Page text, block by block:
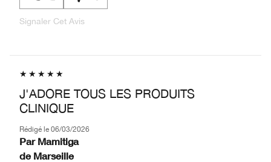
Signaler Cet Avis
J'ADORE TOUS LES PRODUITS
CLINIQUE
Rédigé le 06/03/2026
Par Mamitiga
de Marseille